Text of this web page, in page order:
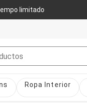
limitado
Ropa Interior